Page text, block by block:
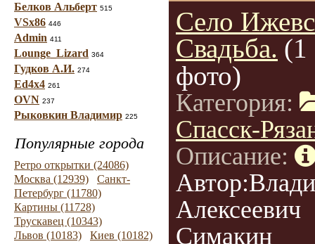
Белков Альберт 515
VSx86 446
Admin 411
Lounge_Lizard 364
Гудков А.И. 274
Ed4x4 261
OVN 237
Рыковкин Владимир 225
Популярные города
Ретро открытки (24086)
Москва (12939)
Санкт-
Петербург (11780)
Картины (11728)
Трускавец (10343)
Львов (10183)
Киев (10182)
Село
Свадьба. (1
фото)
Категория:
Спасск-
Описание:
Алексеевич
Симакин